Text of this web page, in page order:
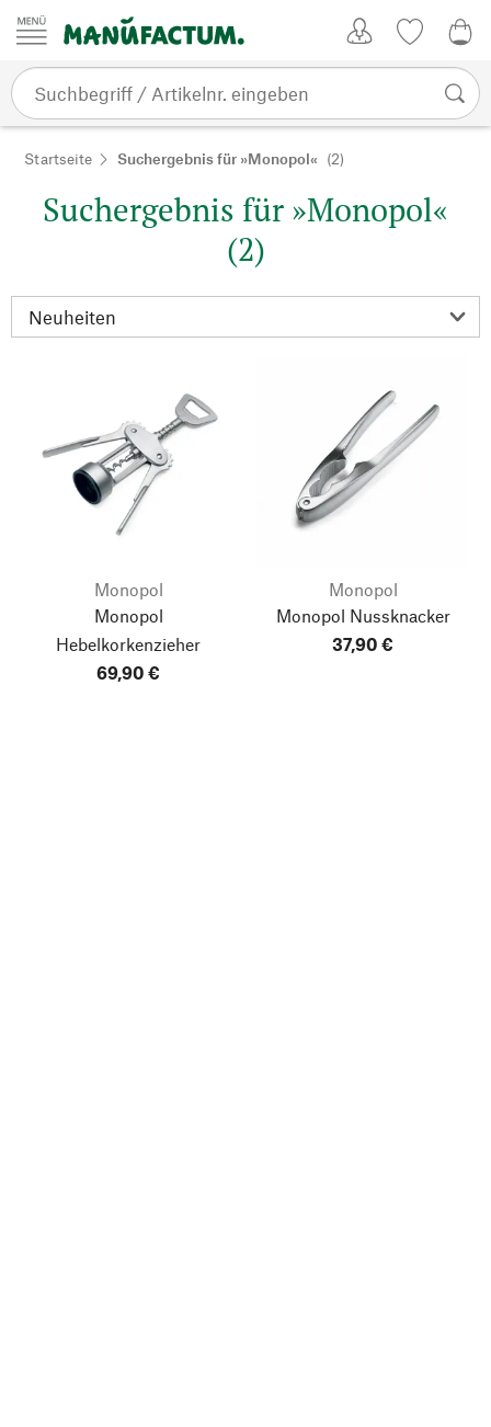
Zum Inhalt springen
Startseite Suchergebnis für »Monopol« (2)
Suchergebnis für »Monopol«
(2)
Monopol
Monopol
Hebelkorkenzieher
69,90 €
Monopol
Monopol Nussknacker
37,90 €